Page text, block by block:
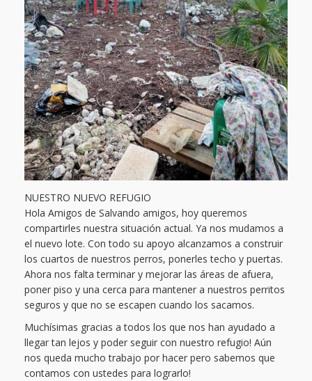
NUESTRO NUEVO REFUGIO
Hola Amigos de Salvando amigos, hoy queremos
compartirles nuestra situación actual. Ya nos mudamos a
el nuevo lote. Con todo su apoyo alcanzamos a construir
los cuartos de nuestros perros, ponerles techo y puertas.
Ahora nos falta terminar y mejorar las áreas de afuera,
poner piso y una cerca para mantener a nuestros perritos
seguros y que no se escapen cuando los sacamos.
Muchísimas gracias a todos los que nos han ayudado a
llegar tan lejos y poder seguir con nuestro refugio! Aún
nos queda mucho trabajo por hacer pero sabemos que
contamos con ustedes para lograrlo!